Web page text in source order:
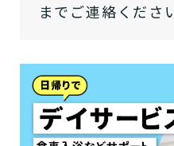
までご連絡くださ
あなたに適
要介護認定を受
要介護１～５、
ご自宅で生活し
を使いたいです
介護スタッフに
たいですか？
認知症の診断を
日帰りで使いた
一時的に宿泊し
要支援１～２・